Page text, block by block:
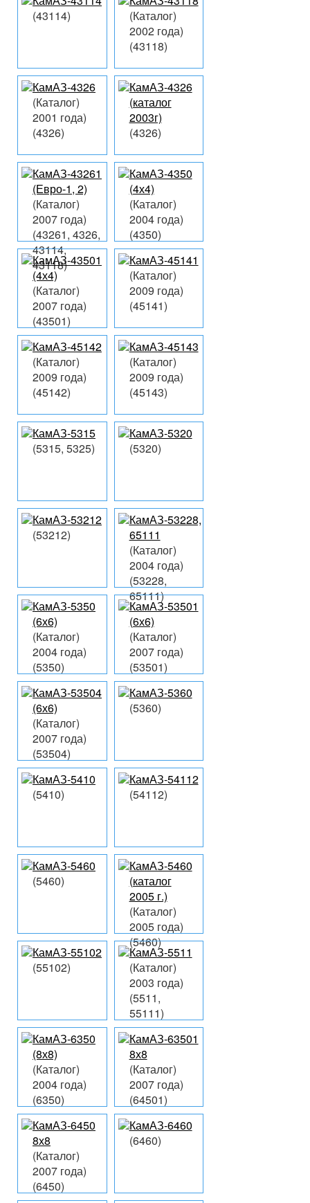
(43114)
(Каталог)
2002 года)
(43118)
КамАЗ-4326
(Каталог)
2001 года)
(4326)
КамАЗ-4326
(каталог
2003г)
(4326)
КамАЗ-43261
(Евро-1, 2)
(Каталог)
2007 года)
(43261, 4326,
43114,
43118)
КамАЗ-4350
(4х4)
(Каталог)
2004 года)
(4350)
КамАЗ-43501
(4х4)
(Каталог)
2007 года)
(43501)
КамАЗ-45141
(Каталог)
2009 года)
(45141)
КамАЗ-45142
(Каталог)
2009 года)
(45142)
КамАЗ-45143
(Каталог)
2009 года)
(45143)
КамАЗ-5315
(5315, 5325)
КамАЗ-5320
(5320)
КамАЗ-53212
(53212)
КамАЗ-53228,
65111
(Каталог)
2004 года)
(53228,
65111)
КамАЗ-5350
(6х6)
(Каталог)
2004 года)
(5350)
КамАЗ-53501
(6х6)
(Каталог)
2007 года)
(53501)
КамАЗ-53504
(6х6)
(Каталог)
2007 года)
(53504)
КамАЗ-5360
(5360)
КамАЗ-5410
(5410)
КамАЗ-54112
(54112)
КамАЗ-5460
(5460)
КамАЗ-5460
(каталог
2005 г.)
(Каталог)
2005 года)
(5460)
КамАЗ-55102
(55102)
КамАЗ-5511
(Каталог)
2003 года)
(5511,
55111)
КамАЗ-6350
(8х8)
(Каталог)
2004 года)
(6350)
КамАЗ-63501
8х8
(Каталог)
2007 года)
(64501)
КамАЗ-6450
8х8
(Каталог)
2007 года)
(6450)
КамАЗ-6460
(6460)